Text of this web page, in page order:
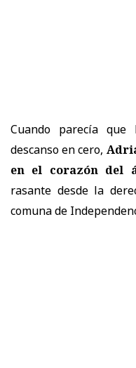
Cuando parecía
descanso en cero,
en el corazón del
rasante desde la
comuna de